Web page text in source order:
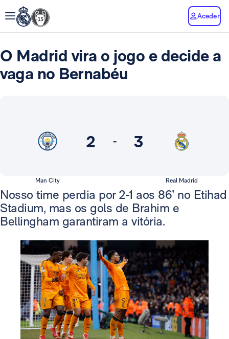
Aceder
O Madrid vira o jogo e decide a
vaga no Bernabéu
2 - 3
Man City Real Madrid
Nosso time perdia por 2-1 aos 86’ no Etihad
Stadium, mas os gols de Brahim e
Bellingham garantiram a vitória.